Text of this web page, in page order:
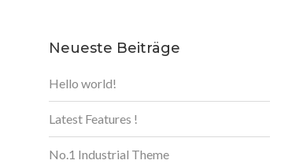
Neueste Beiträge
Hello world!
Latest Features !
No.1 Industrial Theme